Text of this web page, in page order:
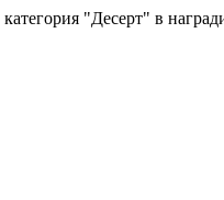
"Десерт" в